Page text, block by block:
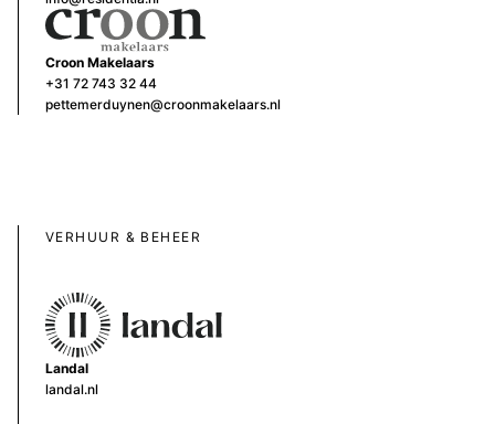
Croon Makelaars
+31 72 743 32 44
pettemerduynen@croonmakelaars.nl
VERHUUR & BEHEER
Landal
landal.nl